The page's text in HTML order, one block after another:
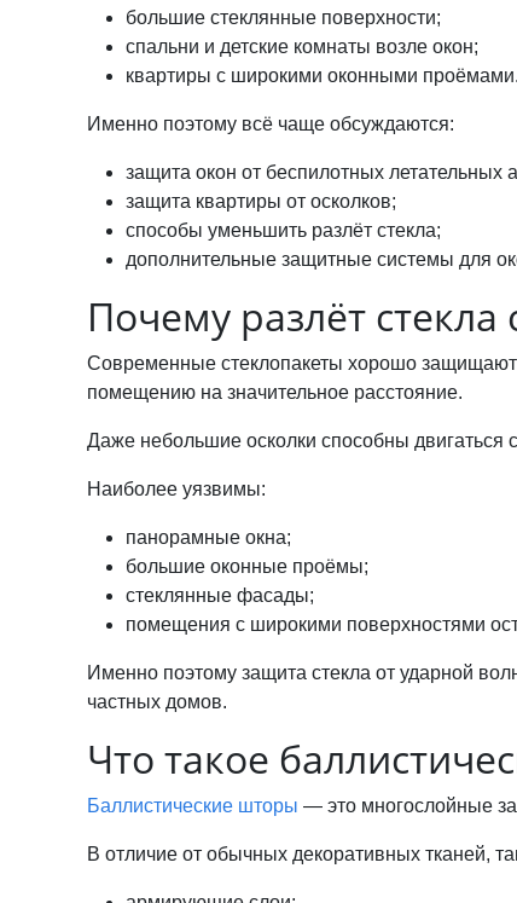
большие стеклянные поверхности;
спальни и детские комнаты возле окон;
квартиры с широкими оконными проёмами.
Именно поэтому всё чаще обсуждаются:
защита окон от беспилотных летательных
защита квартиры от осколков;
способы уменьшить разлёт стекла;
дополнительные защитные системы для
Почему разлёт стекла
Современные стеклопакеты хорошо защищают
помещению на значительное расстояние.
Даже небольшие осколки способны двигаться
Наиболее уязвимы:
панорамные окна;
большие оконные проёмы;
стеклянные фасады;
помещения с широкими поверхностями
Именно поэтому защита стекла от ударной
частных домов.
Что такое
Баллистические шторы — это многослойные
В отличие от обычных декоративных тканей,